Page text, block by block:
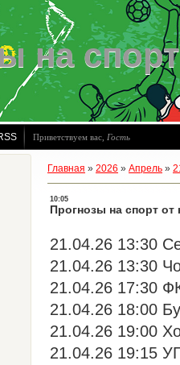
на
Приветствуем вас Гость
Главная » 2026 » Апрель »
10:05
Прогнозы на спорт от
21.04.26 13:30
21.04.26 13:30
21.04.26 17:30
21.04.26 18:00
21.04.26 19:00
21.04.26 19:15